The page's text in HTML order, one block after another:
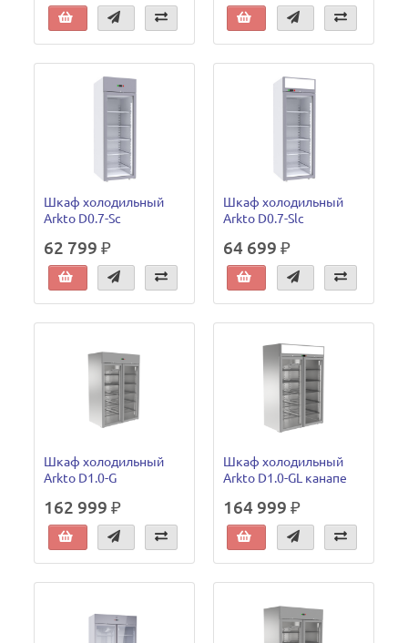
Шкаф холодильный
Arkto D0.7-Sc
62 799 ₽
Шкаф холодильный
Arkto D0.7-Slc
64 699 ₽
Шкаф холодильный
Arkto D1.0-G
162 999 ₽
Шкаф холодильный
Arkto D1.0-GL канапе
164 999 ₽